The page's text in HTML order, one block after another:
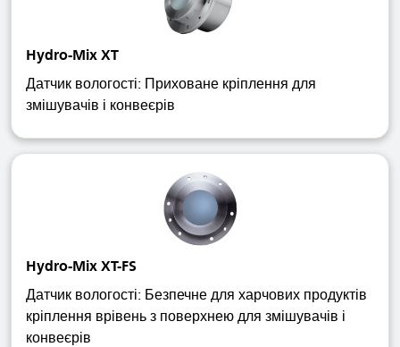
Hydro-Mix XT
Датчик вологості: Приховане кріплення для
змішувачів і конвеєрів
Hydro-Mix XT-FS
Датчик вологості: Безпечне для харчових продуктів
кріплення врівень з поверхнею для змішувачів і
конвеєрів